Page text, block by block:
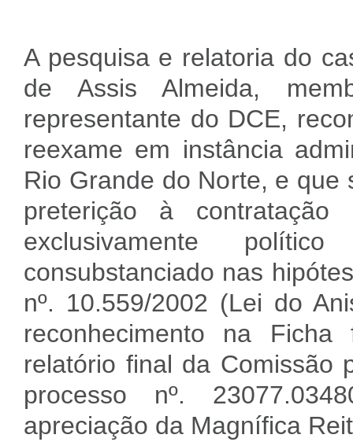
A pesquisa e relatoria do
de Assis Almeida,
representante do DCE,
reexame em instância
Rio Grande do Norte, e que
preterição à
exclusivamente
consubstanciado nas
nº. 10.559/2002 (Lei do
reconhecimento na
relatório final da Comissão
processo nº.
apreciação da Magnífica